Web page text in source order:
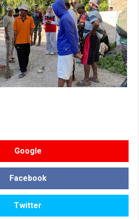
Google
Facebook
Twitter